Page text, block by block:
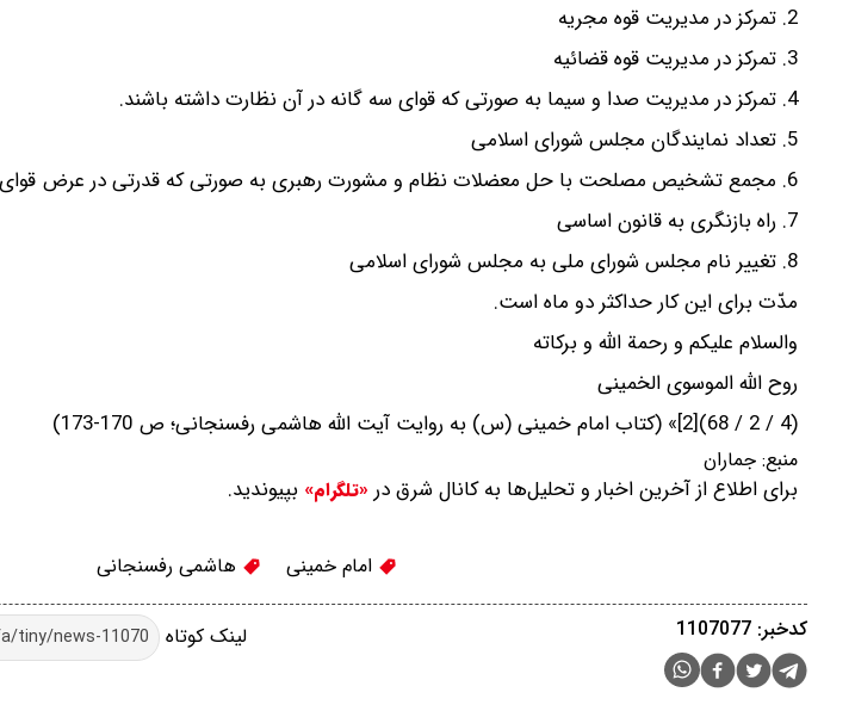
‌‌2. تمرکز در مدیریت قوه مجریه‌
‌‌3. تمرکز در مدیریت قوه قضائیه‌
‌‌4. تمرکز در مدیریت صدا و سیما به صورتی که قوای سه گانه در آن نظارت داشته‌‎ ‎‌باشند.‌
‌‌5. تعداد نمایندگان مجلس شورای اسلامی‌
‌‌6. مجمع تشخیص مصلحت با حل معضلات نظام و مشورت رهبری به صورتی که‌‎ ‎‌قدرتی در عرض قوای دیگر نباشد. ‌
‌‌7. راه بازنگری به قانون اساسی‌
‌‌8. تغییر نام مجلس شورای ملی به مجلس شورای اسلامی‌
‌مدّت برای این کار حداکثر دو ماه است. ‌
‌‌والسلام علیکم و رحمة اللّه و برکاته‌
‌‌روح اللّه الموسوی الخمینی‌
‌‌(4 / 2 / 68)‌‎[2]‎» (کتاب امام خمینی (س) به روایت آیت الله هاشمی رفسنجانی؛ ص 170-173)
منبع: جماران
برای اطلاع از آخرین اخبار و تحلیل‌ها به کانال شرق در «تلگرام» بپیوندید.
امام خمینی هاشمی رفسنجانی
لینک کوتاه کدخبر: 1107077